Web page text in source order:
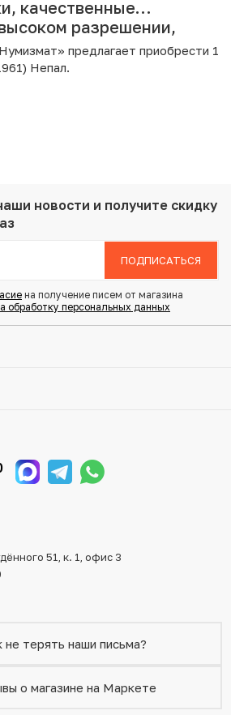
качественные
разрешении,
предлагает приобрести 1
Непал.
(BS 1961) Непал по
можно в нашем интернет-
в каталоге, находятся в
в любой регион России, кроме
Все отправления надежно и
что исключает возможность
доставки.
новости и получите скидку
ПОДПИСАТЬСЯ
на получение писем от магазина
обработку персональных данных
51, к. 1, офис 3
не терять наши письма?
о магазине на Маркете